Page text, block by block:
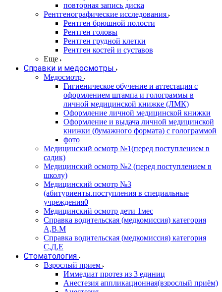
повторная запись диска
Рентгенографические исследования
Рентген брюшной полости
Рентген головы
Рентген грудной клетки
Рентген костей и суставов
Еще
Справки и медосмотры
Медосмотр
Гигиеническое обучение и аттестация с
оформлением штампа и голограммы в
личной медицинской книжке (ЛМК)
Оформление личной медицинской книжки
Оформление и выдача личной медицинской
книжки (бумажного формата) с голограммой
фото
Медицинский осмотр №1(перед поступлением в
садик)
Медицинский осмотр №2 (перед поступлением в
школу)
Медицинский осмотр №3
(абитуриенты.поступления в специальные
учреждения0
Медицинский осмотр дети 1мес
Справка водительская (медкомиссия) категория
А,В.М
Справка водительская (медкомиссия) категория
С,Д,Е
Стоматология
Взрослый прием
Иммедиат протез из 3 единиц
Анестезия аппликационная(взрослый приём)